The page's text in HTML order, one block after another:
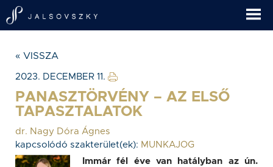
« VISSZA
2023. DECEMBER 11.
PANASZTÖRVÉNY – AZ ELSŐ
TAPASZTALATOK
dr. Nagy Dóra Ágnes
kapcsolódó szakterület(ek): MUNKAJOG
Immár fél éve van hatályban az ún.